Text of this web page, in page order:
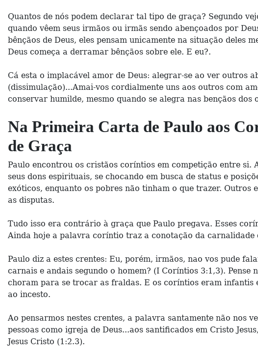
Quantos de nós podem declarar tal tipo de graça? Segundo
quando vêem seus irmãos ou irmãs sendo abençoados por
bênçãos de Deus, eles pensam unicamente na situação deles
Deus começa a derramar bênçãos sobre ele. E eu?.
Cá esta o implacável amor de Deus: alegrar-se ao ver outros
(dissimulação)...Amai-vos cordialmente uns aos outros com
conservar humilde, mesmo quando se alegra nas bençãos dos
Na Primeira Carta de Paulo aos
de Graça
Paulo encontrou os cristãos coríntios em competição entre si.
seus dons espirituais, se chocando em busca de status e
exóticos, enquanto os pobres não tinham o que trazer.
as disputas.
Tudo isso era contrário à graça que Paulo pregava. Esses
Ainda hoje a palavra coríntio traz a conotação da carnalidade
Paulo diz a estes crentes: Eu, porém, irmãos, nao vos pude
carnais e andais segundo o homem? (I Coríntios 3:1,3). Pense
choram para se trocar as fraldas. E os coríntios eram infantis
ao incesto.
Ao pensarmos nestes crentes, a palavra santamente não nos
pessoas como igreja de Deus...aos santificados em Cristo
Jesus Cristo (1:2.3).